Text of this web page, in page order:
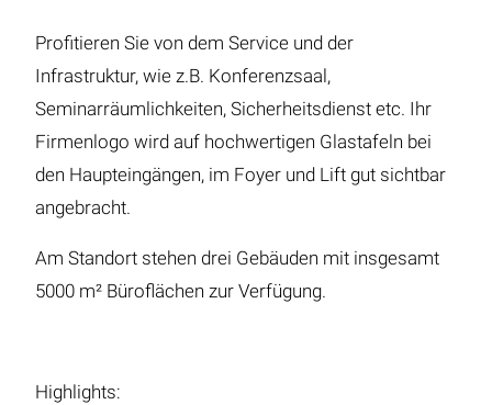
Profitieren Sie von dem Service und der
Infrastruktur, wie z.B. Konferenzsaal,
Seminarräumlichkeiten, Sicherheitsdienst etc. Ihr
Firmenlogo wird auf hochwertigen Glastafeln bei
den Haupteingängen, im Foyer und Lift gut sichtbar
angebracht.
Am Standort stehen drei Gebäuden mit insgesamt
5000 m² Büroflächen zur Verfügung.
Highlights: